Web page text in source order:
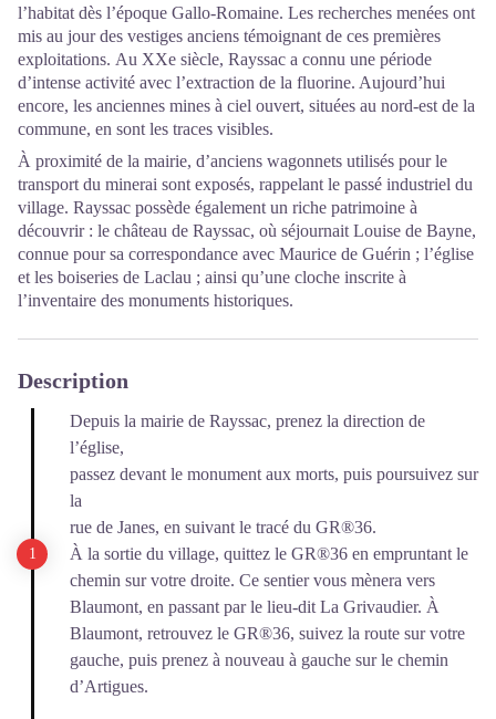
l’habitat dès l’époque Gallo-Romaine. Les recherches menées ont
mis au jour des vestiges anciens témoignant de ces premières
exploitations. Au XXe siècle, Rayssac a connu une période
d’intense activité avec l’extraction de la fluorine. Aujourd’hui
encore, les anciennes mines à ciel ouvert, situées au nord-est de la
commune, en sont les traces visibles.
À proximité de la mairie, d’anciens wagonnets utilisés pour le
transport du minerai sont exposés, rappelant le passé industriel du
village. Rayssac possède également un riche patrimoine à
découvrir : le château de Rayssac, où séjournait Louise de Bayne,
connue pour sa correspondance avec Maurice de Guérin ; l’église
et les boiseries de Laclau ; ainsi qu’une cloche inscrite à
l’inventaire des monuments historiques.
Description
Depuis la mairie de Rayssac, prenez la direction de
l’église,
passez devant le monument aux morts, puis poursuivez sur
la
rue de Janes, en suivant le tracé du GR®36.
À la sortie du village, quittez le GR®36 en empruntant le
chemin sur votre droite. Ce sentier vous mènera vers
Blaumont, en passant par le lieu-dit La Grivaudier. À
Blaumont, retrouvez le GR®36, suivez la route sur votre
gauche, puis prenez à nouveau à gauche sur le chemin
d’Artigues.